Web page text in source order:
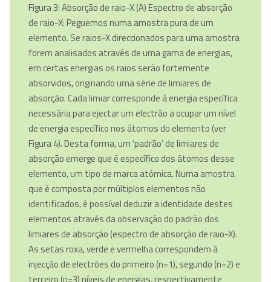
Figura 3: Absorção de raio-X(A) Espectro de absorção
de raio-X: Peguemos numa amostra pura de um
elemento. Se raios-X direccionados para uma amostra
forem analisados através de uma gama de energias,
em certas energias os raios serão fortemente
absorvidos, originando uma série de limiares de
absorção. Cada limiar corresponde à energia específica
necessária para ejectar um electrão a ocupar um nível
de energia específico nos átomos do elemento (ver
Figura 4). Desta forma, um ‘padrão’ de limiares de
absorção emerge que é específico dos átomos desse
elemento, um tipo de marca atómica. Numa amostra
que é composta por múltiplos elementos não
identificados, é possível deduzir a identidade destes
elementos através da observação do padrão dos
limiares de absorção (espectro de absorção de raio-X).
As setas roxa, verde e vermelha correspondem à
injecção de electrões do primeiro (n=1), segundo (n=2) e